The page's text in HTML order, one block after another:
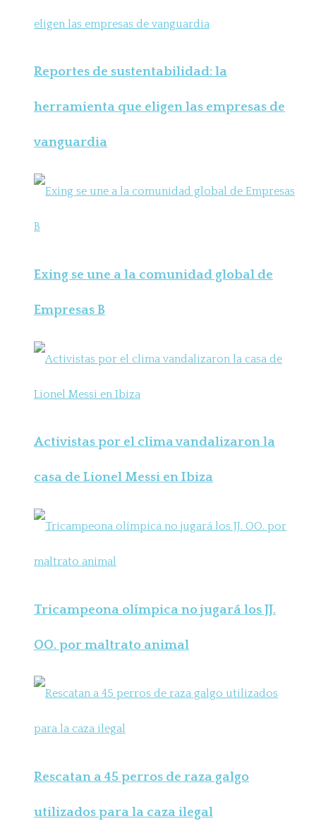
Reportes de sustentabilidad: la
herramienta que eligen las empresas de
vanguardia
Exing se une a la comunidad global de
Empresas B
Activistas por el clima vandalizaron la
casa de Lionel Messi en Ibiza
Tricampeona olímpica no jugará los JJ.
OO. por maltrato animal
Rescatan a 45 perros de raza galgo
utilizados para la caza ilegal